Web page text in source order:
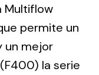
the group
products for
Multiflow
permite un
un mejor
(F400) la serie